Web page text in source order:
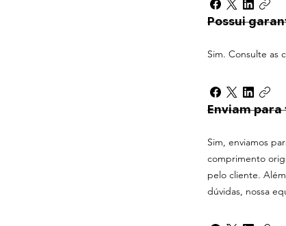
Possui
Sim. Consulte as
Enviam para
Sim, enviamos
comprimento
pelo cliente.
dúvidas, nossa